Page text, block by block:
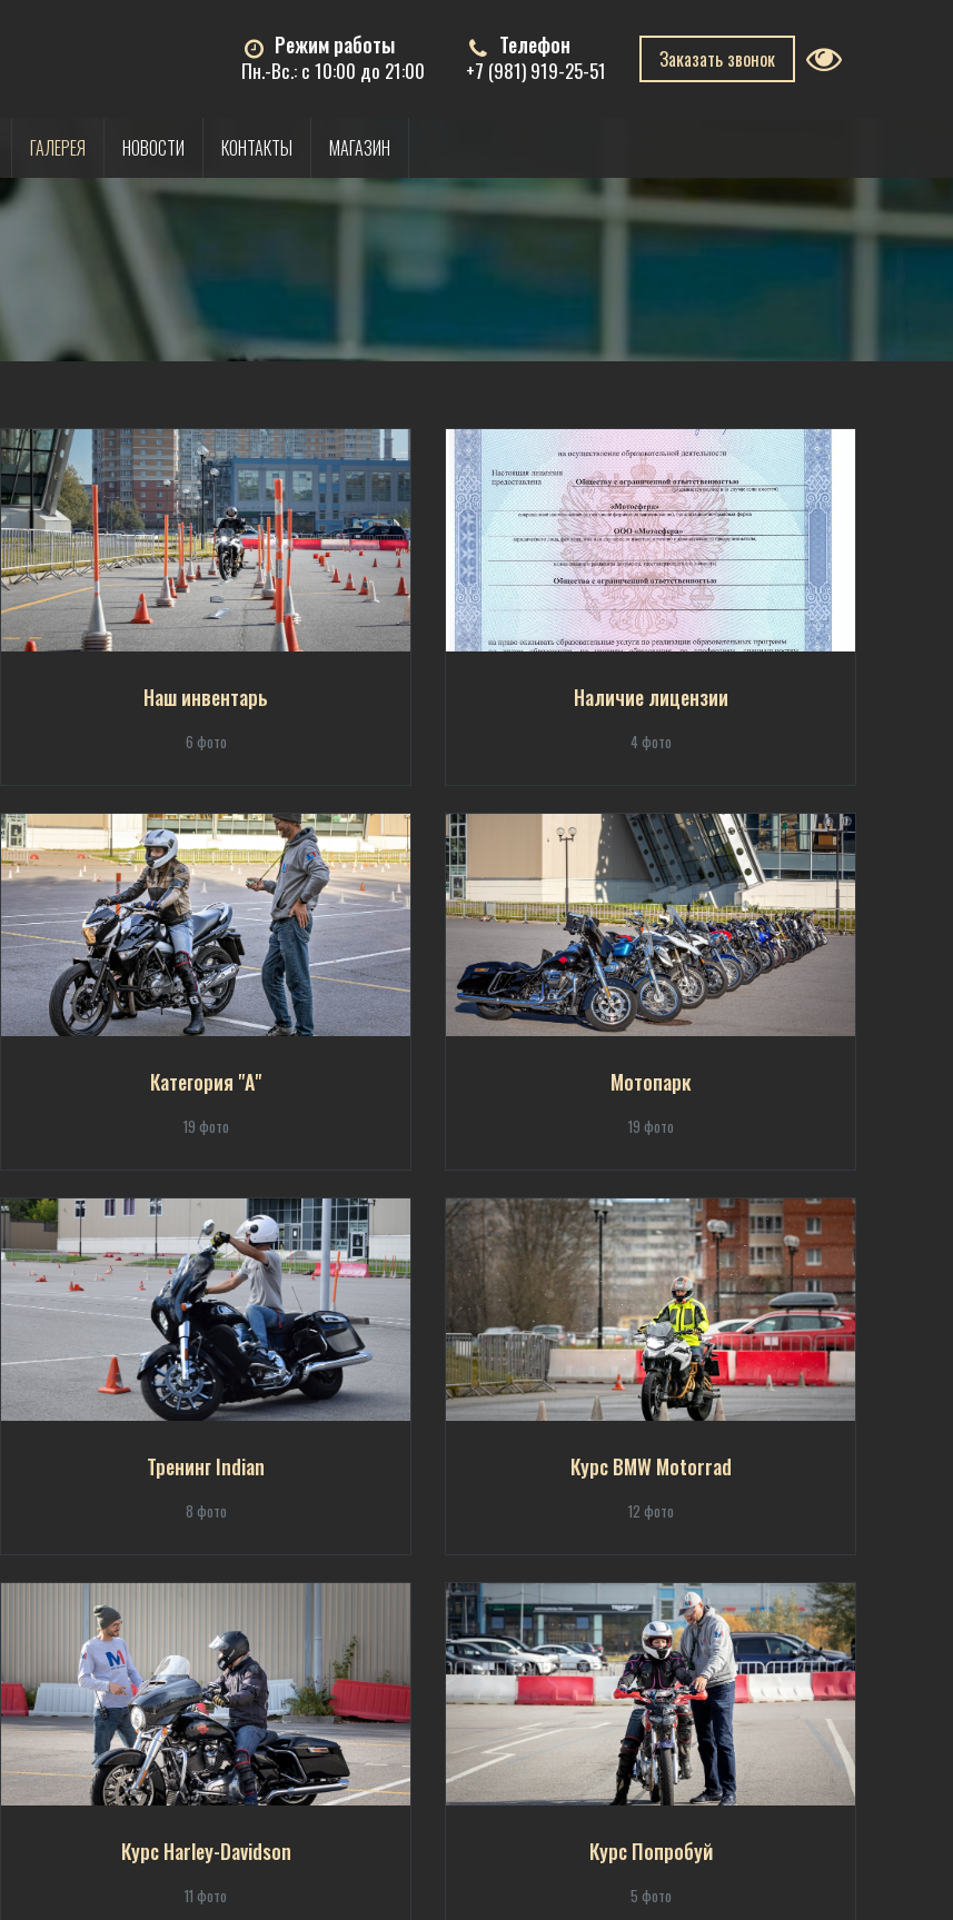
Режим работы
Пн.-Вс.: с 10:00 до 21:00
Телефон
+7 (981) 919-25-51 Заказать звонок
ГАЛЕРЕЯ НОВОСТИ КОНТАКТЫ МАГАЗИН
Наш инвентарь
6 фото
Наличие лицензии
4 фото
Категория "А"
19 фото
Мотопарк
19 фото
Тренинг Indian
8 фото
Курс BMW Motorrad
12 фото
Курс Harley-Davidson
11 фото
Курс Попробуй
5 фото